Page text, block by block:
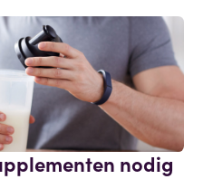
nodig